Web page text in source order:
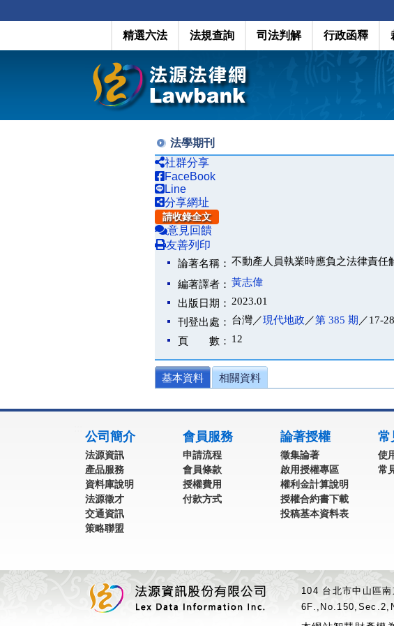
精選六法 法規查詢 司法判解 行政函釋
法學期刊
社群分享
FaceBook
Line
分享網址
請收錄全文
意見回饋
友善列印
論著名稱： 不動產人員執業時應負之法律責任
編著譯者： 黃志偉
出版日期： 2023.01
刊登出處： 台灣／現代地政 ／第 385 期 ／17-
頁 數： 12
基本資料 相關資料
公司簡介
法源資訊
產品服務
資料庫說明
法源徵才
交通資訊
策略聯盟
會員服務
申請流程
會員條款
授權費用
付款方式
論著授權
徵集論著
啟用授權專區
權利金計算說明
授權合約書下載
投稿基本資料表
常
使
常
104 台北市中山區